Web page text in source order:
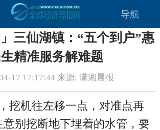
导航
」三仙湖镇：“五个到户”惠
生精准服务解难题
17 17:17:44 来源: 潇湘晨报
挖机往左移一点，对准点再
别挖断地下埋着的水管，要